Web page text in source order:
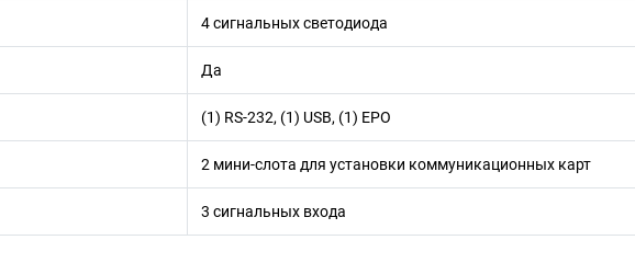
4 сигнальных светодиода
Да
(1) RS-232, (1) USB, (1) EPO
2 мини-слота для установки коммуникационных карт
3 сигнальных входа